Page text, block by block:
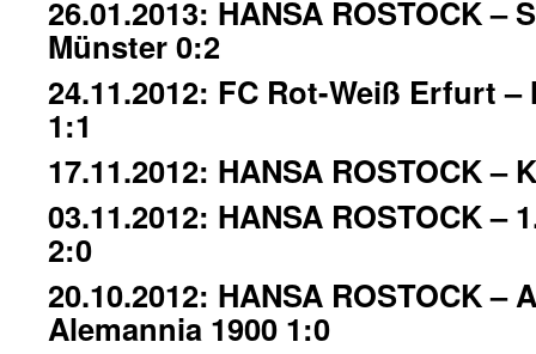
26.01.2013: HANSA ROSTOCK –
Münster 0:2
24.11.2012: FC Rot-Weiß Erfurt –
1:1
17.11.2012: HANSA ROSTOCK –
03.11.2012: HANSA ROSTOCK –
2:0
20.10.2012: HANSA ROSTOCK –
Alemannia 1900 1:0